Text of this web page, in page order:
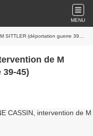
MENU
(déportation guerre 39-45)
de M
45)